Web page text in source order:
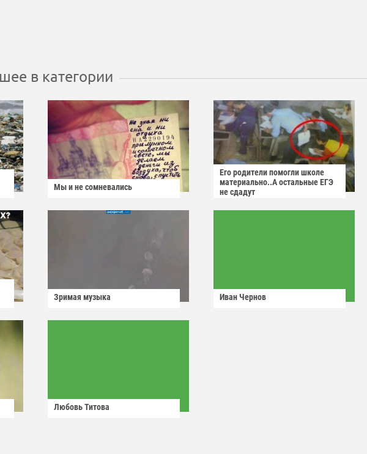
в категории
Мы и не сомневались
Его родители помогли школе
материально..А остальные ЕГЭ
не сдадут
Зримая музыка Иван Чернов
Любовь Титова